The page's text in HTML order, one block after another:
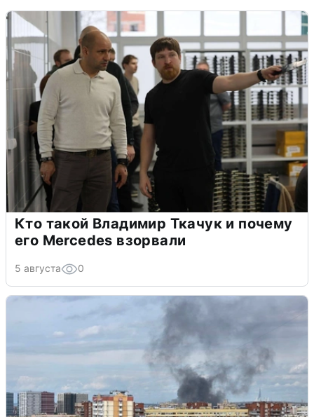
Кто такой Владимир Ткачук и почему
его Mercedes взорвали
5 августа 0